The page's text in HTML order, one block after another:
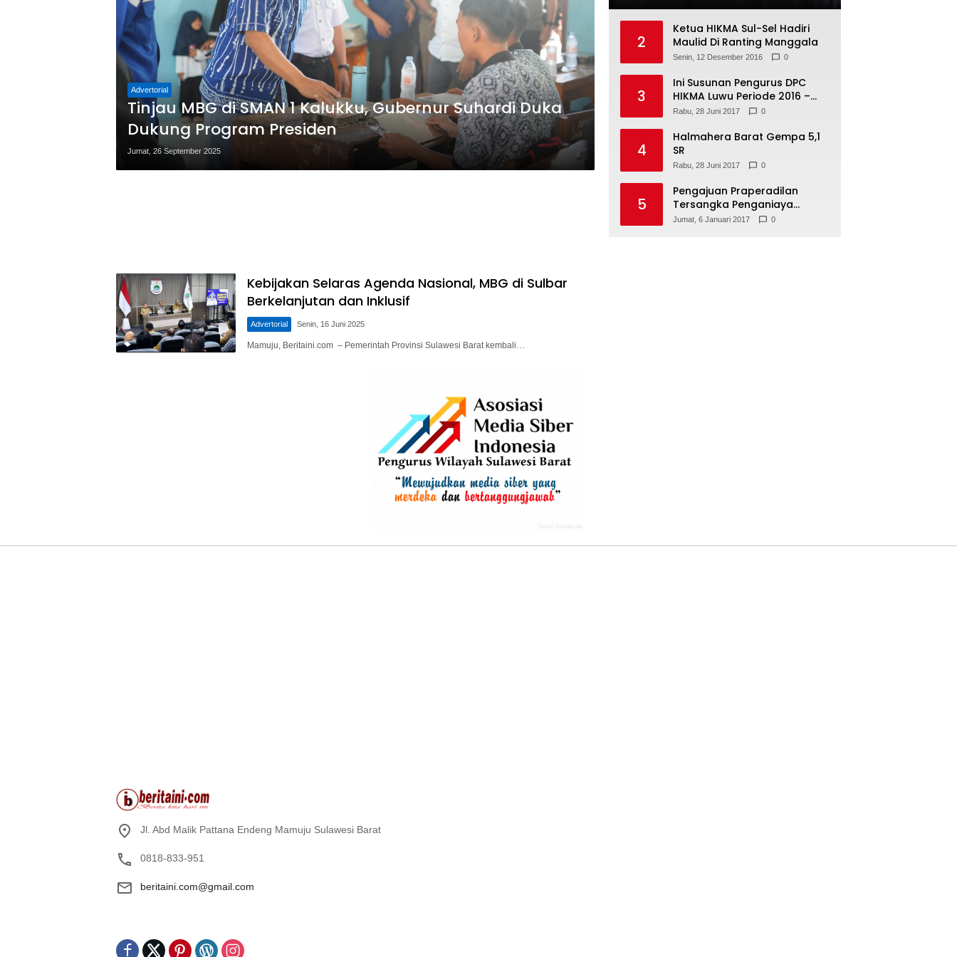
Advertorial
Tinjau MBG di SMAN 1 Kalukku, Gubernur Suhardi Duka
Dukung Program Presiden
Jumat, 26 September 2025
Kebijakan Selaras Agenda Nasional, MBG di Sulbar
Berkelanjutan dan Inklusif
Advertorial Senin, 16 Juni 2025
Mamuju, Beritaini.com – Pemerintah Provinsi Sulawesi Barat kembali…
2
Ketua HIKMA Sul-Sel Hadiri
Maulid Di Ranting Manggala
Senin, 12 Desember 2016 0
3
Ini Susunan Pengurus DPC
HIKMA Luwu Periode 2016 –
2021
Rabu, 28 Juni 2017 0
4
Halmahera Barat Gempa 5,1
SR
Rabu, 28 Juni 2017 0
5
Pengajuan Praperadilan
Tersangka Penganiaya
Tamara Bleszynski, Ditolak
Jumat, 6 Januari 2017 0
Jl. Abd Malik Pattana Endeng Mamuju Sulawesi Barat
0818-833-951
beritaini.com@gmail.com